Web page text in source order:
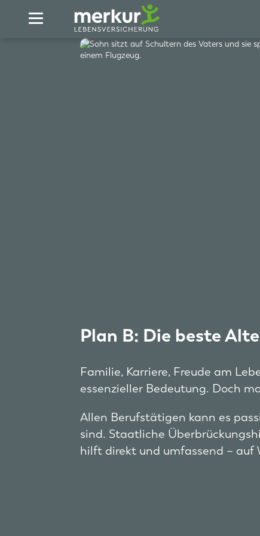
Zum Hauptinhalt springen
Plan B: Die beste
Familie, Karriere, Freude am
essenzieller Bedeutung. Doch
Allen Berufstätigen kann es
sind. Staatliche
hilft direkt und umfassend – auf